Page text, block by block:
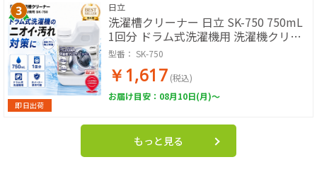
即日出荷
日立
洗濯槽クリーナー 日立 SK-750 750mL
1回分 ドラム式洗濯機用 洗濯機クリー
ナー 洗濯槽洗浄剤 塩素系 ニオイ 汚れ
対策 全メーカー使用可能 HITACHI
型番： SK-750
￥1,617 (税込)
お届け目安：08月10日(月)～
もっと見る